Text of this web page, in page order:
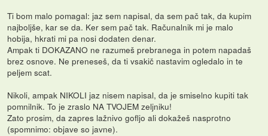
Ti bom malo pomagal: jaz sem napisal, da sem pač tak, da kupim
najboljše, kar se da. Ker sem pač tak. Računalnik mi je malo
hobija, hkrati mi pa nosi dodaten denar.
Ampak ti DOKAZANO ne razumeš prebranega in potem napadaš
brez osnove. Ne preneseš, da ti vsakič nastavim ogledalo in te
peljem scat.
Nikoli, ampak NIKOLI jaz nisem napisal, da je smiselno kupiti tak
pomnilnik. To je zraslo NA TVOJEM zeljniku!
Zato prosim, da zapres lažnivo gofljo ali dokažeš nasprotno
(spomnimo: objave so javne).